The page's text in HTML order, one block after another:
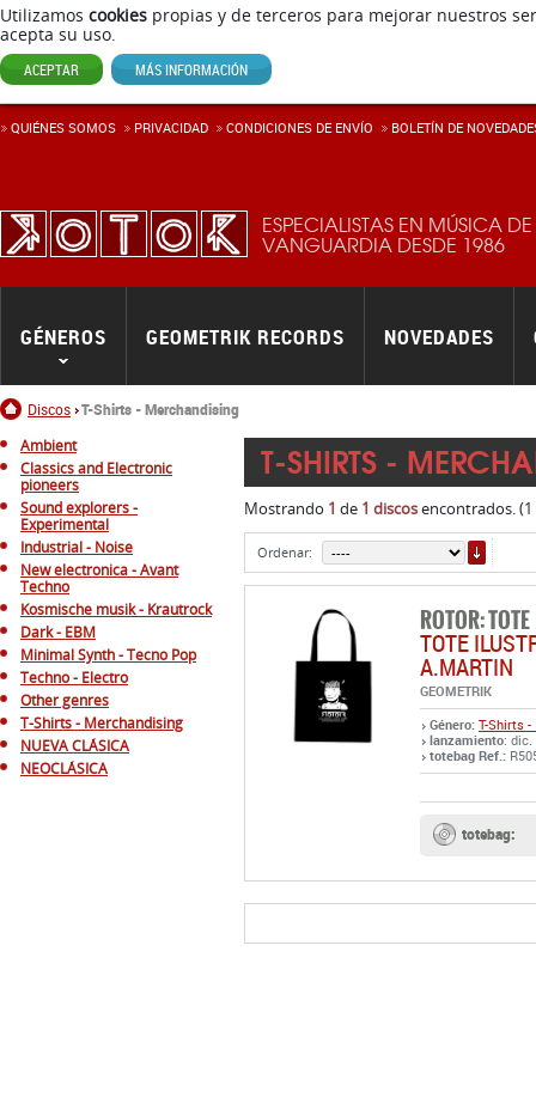
Utilizamos cookies propias y de terceros para mejorar nuestros
acepta su uso.
ACEPTAR MÁS INFORMACIÓN
ESPECIALISTAS EN MÚSICA DE
VANGUARDIA DESDE 1986
Inicio
Discos T-Shirts - Merchandising
GÉNEROS GEOMETRIK RECORDS NOVEDADES
QUIÉNES SOMOS PRIVACIDAD CONDICIONES DE ENVÍ­O BOLETÍN DE
Ambient
Classics and Electronic
pioneers
Sound explorers -
Experimental
Industrial - Noise
New electronica - Avant
Techno
Kosmische musik - Krautrock
Dark - EBM
Minimal Synth - Tecno Pop
Techno - Electro
Other genres
T-Shirts - Merchandising
NUEVA CLÁSICA
NEOCLÁSICA
T-SHIRTS -
Mostrando 1 de 1 discosencontrados. (1
Ordenar:
ROTOR: TOTE
TOTE
A.MARTIN
GEOMETRIK
Género: T-Shirts
lanzamiento: dic.
totebag Ref.:
totebag: